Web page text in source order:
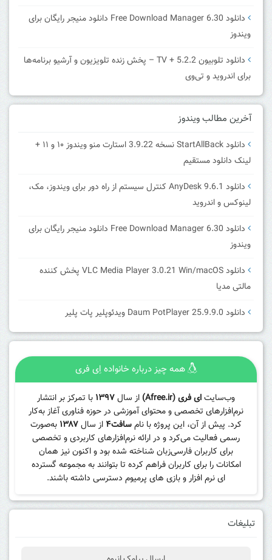
دانلود Free Download Manager 6.30 دانلود منیجر رایگان برای
ویندوز
دانلود تلوبیون 5.2.2 + TV – پخش زنده تلویزیون و آرشیو برنامه‌ها
برای اندروید و تی‌وی
آخرین مطالب ویندوز
دانلود StartAllBack نسخه 3.9.22 استارت منو ویندوز ۱۰ و ۱۱ +
لینک دانلود مستقیم
دانلود AnyDesk 9.6.1 کنترل سیستم از راه دور برای ویندوز، مک،
لینوکس و اندروید
دانلود Free Download Manager 6.30 دانلود منیجر رایگان برای
ویندوز
دانلود VLC Media Player 3.0.21 Win/macOS پخش کننده
مالتی مدیا
دانلود Daum PotPlayer 25.9.9.0 ویدئوپلیر پات پلیر
همه چیز درباره خانواده اِی فری
وب‌سایتای فری (Afree.ir) از سال۱۳۹۷ با تمرکز بر انتشار
نرم‌افزارهای تخصصی و محتوای آموزشی در حوزه فناوری آغاز به‌کار
کرد. پیش از آن، این پروژه با نامسافت۴ از سال۱۳۸۷ به‌صورت
رسمی فعالیت می‌کرد و در ارائه نرم‌افزارهای کاربردی و تخصصی
برای کاربران فارسی‌زبان شناخته شده بود و اکنون نیز همان
امکانات را برای کاربران فراهم کرده تا بتوانند به مجموعه گسترده
ای نرم افزار و بازی های پرمیوم دسترسی داشته باشند.
تبلیغات